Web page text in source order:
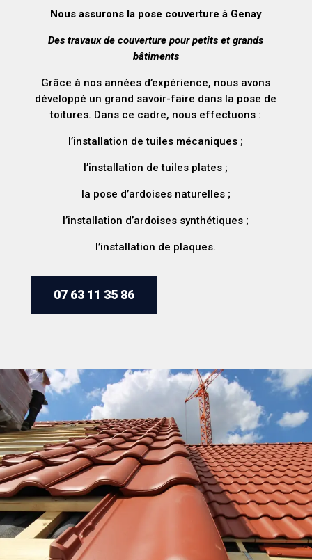
Nous assurons la pose couverture à Genay
Des travaux de couverture pour petits et grands
bâtiments
Grâce à nos années d’expérience, nous avons
développé un grand savoir-faire dans la pose de
toitures. Dans ce cadre, nous effectuons :
l’installation de tuiles mécaniques ;
l’installation de tuiles plates ;
la pose d’ardoises naturelles ;
l’installation d’ardoises synthétiques ;
l’installation de plaques.
07 63 11 35 86